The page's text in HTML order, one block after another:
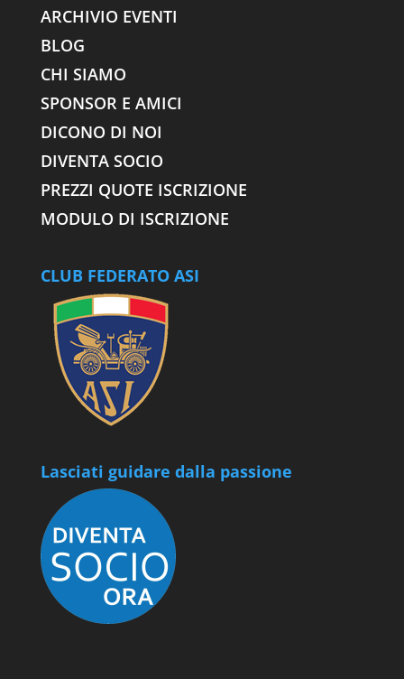
ARCHIVIO EVENTI
BLOG
CHI SIAMO
SPONSOR E AMICI
DICONO DI NOI
DIVENTA SOCIO
PREZZI QUOTE ISCRIZIONE
MODULO DI ISCRIZIONE
CLUB FEDERATO ASI
Lasciati guidare dalla passione